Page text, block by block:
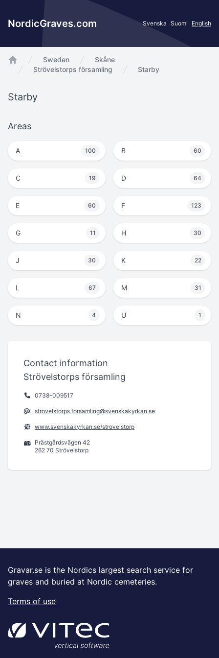
NordicGraves.com Svenska Suomi English
app.Start
Sweden
Skåne
Strövelstorps församling
Starby
Starby
Areas
A 100 B 60
C 19 D 64
E 60 F 123
G 11 H 30
J 30 K 22
L 67 M 31
N 4 U 1
Contact information
Strövelstorps församling
0738-009517
strovelstorps.forsamling@svenskakyrkan.se
www.svenskakyrkan.se/strovelstorp
Prästgårdsvägen 42
262 70 Strövelstorp
Gravar.se is the Nordics largest search service for
graves and buried at Nordic cemeteries.
Terms of use